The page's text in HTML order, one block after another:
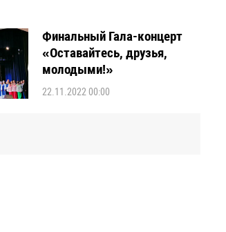
Финальный Гала-концерт
«Оставайтесь, друзья,
молодыми!»
22.11.2022 00:00